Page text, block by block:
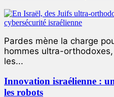
Pardes mène la charge
hommes ultra-
les...
Innovation israélienne :
les robots